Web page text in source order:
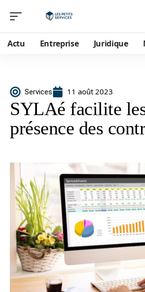
Actu Entreprise Juridique
Services 11 août 2023
SYLAé facilite
présence des